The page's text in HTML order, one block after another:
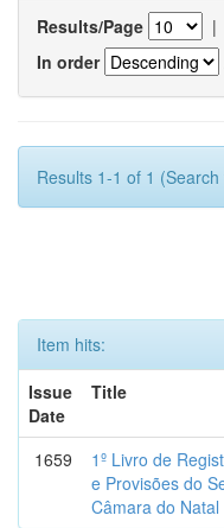
Results/Page |
In order
Results 1-1 of 1
Item hits:
Issue
Date
Title
1659
1º Livro de
e Provisões do
Câmara do